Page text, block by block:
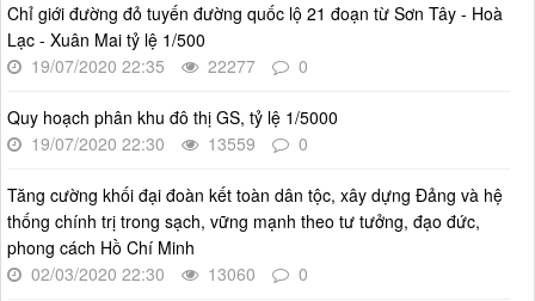
Thời gian đăng: 14/05/2026
lượt xem: 1257 | lượt tải:835
4386/QĐ-UBND
tin, tuyên truyền về cải cách hành chính nhà nước thành phố
Hà Nội năm 2025
Thời gian đăng: 25/08/2025
lượt xem: 570 | lượt tải:267
55-KH/ĐU
Kế hoạch Triển khai Phong trào "Bình dân học vụ số"
Chỉ giới đường đỏ tuyến đường quốc lộ 21 đoạn từ Sơn Tây - Hoà
Lạc - Xuân Mai tỷ lệ 1/500
19/07/2020 22:35
22277 0
Quy hoạch phân khu đô thị GS, tỷ lệ 1/5000
19/07/2020 22:30
13559 0
Tăng cường khối đại đoàn kết toàn dân tộc, xây dựng Đảng và hệ
thống chính trị trong sạch, vững mạnh theo tư tưởng, đạo đức,
phong cách Hồ Chí Minh
02/03/2020 22:30
13060 0